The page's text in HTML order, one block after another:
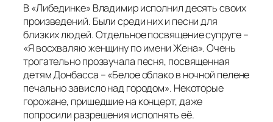
В «Либединке» Владимир исполнил десять своих
произведений. Были среди них и песни для
близких людей. Отдельное посвящение супруге –
«Я восхваляю женщину по имени Жена». Очень
трогательно прозвучала песня, посвященная
детям Донбасса – «Белое облако в ночной пелене
печально зависло над городом». Некоторые
горожане, пришедшие на концерт, даже
попросили разрешения исполнять её.